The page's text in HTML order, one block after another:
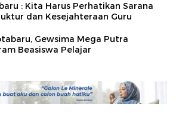
: Kita Harus Perhatikan Sarana
dan Kesejahteraan Guru
Gewsima Mega Putra
Beasiswa Pelajar